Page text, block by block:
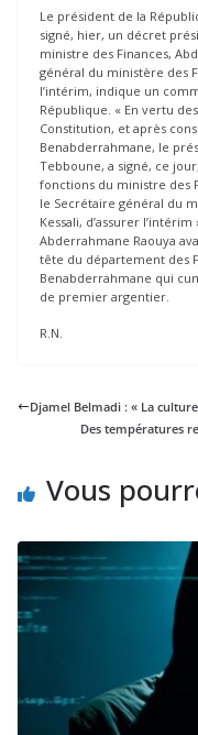
Le président de la
signé, hier, un décret
ministre des Finances,
général du ministère des
l’intérim, indique un
République. « En vertu
Constitution, et après
Benabderrahmane, le
Tebboune, a signé, ce
fonctions du ministre des
le Secrétaire général du
Kessali, d’assurer
Abderrahmane Raouya
tête du département des
Benabderrahmane qui
de premier argentier.
R.N.
Djamel Belmadi : « La
Des températures
Vous